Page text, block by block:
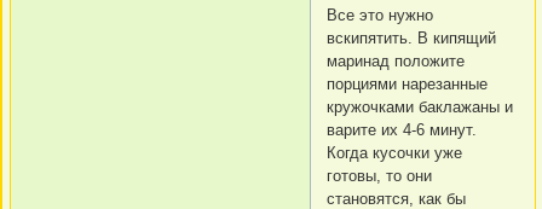
Все это нужно
вскипятить. В кипящий
маринад положите
порциями нарезанные
кружочками баклажаны и
варите их 4-6 минут.
Когда кусочки уже
готовы, то они
становятся, как бы